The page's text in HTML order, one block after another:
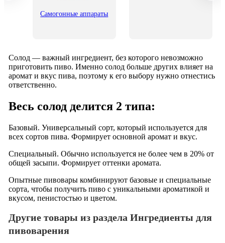
Самогонные аппараты
Солод — важный ингредиент, без которого невозможно
приготовить пиво. Именно солод больше других влияет на
аромат и вкус пива, поэтому к его выбору нужно отнестись
ответственно.
Весь солод делится 2 типа:
Базовый. Универсальный сорт, который используется для
всех сортов пива. Формирует основной аромат и вкус.
Специальный. Обычно используется не более чем в 20% от
общей засыпи. Формирует оттенки аромата.
Опытные пивовары комбинируют базовые и специальные
сорта, чтобы получить пиво с уникальными ароматикой и
вкусом, пенистостью и цветом.
Другие товары из раздела Ингредиенты для
пивоварения